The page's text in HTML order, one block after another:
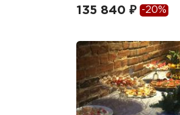
135 840 ₽ -20%